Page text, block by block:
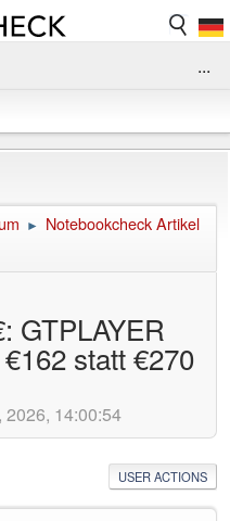
...
► Notebookcheck Artikel
GTPLAYER
statt €270
2026, 14:00:54
USER ACTIONS